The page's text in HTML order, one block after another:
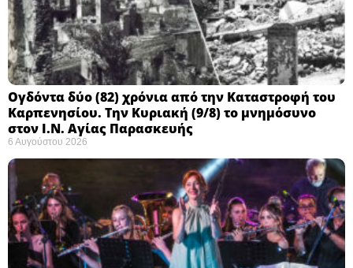
Ογδόντα δύο (82) χρόνια από την Καταστροφή του
Καρπενησίου. Την Κυριακή (9/8) το μνημόσυνο
στον Ι.Ν. Αγίας Παρασκευής
6 Αυγούστου 2026